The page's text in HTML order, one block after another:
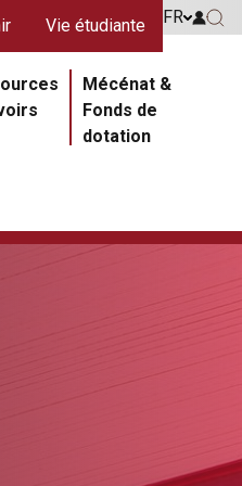
Mécénat &
Fonds de
dotation
Vie étudiante FR Go to
Go